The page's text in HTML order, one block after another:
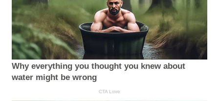
Why everything you thought you knew about
water might be wrong
CTA Love